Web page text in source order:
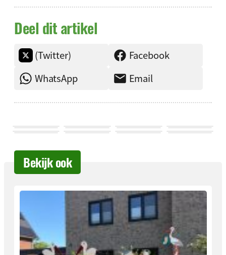
Deel dit artikel
(Twitter)
Facebook
WhatsApp
Email
Bekijk ook